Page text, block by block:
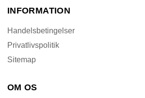
INFORMATION
Handelsbetingelser
Privatlivspolitik
Sitemap
OM OS